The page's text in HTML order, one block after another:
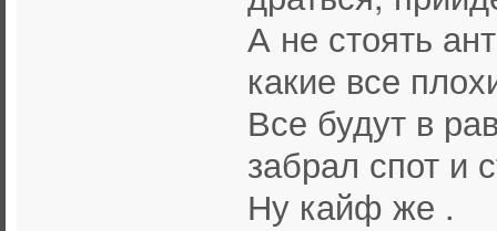
А не стоять
какие все
Все будут в
забрал спот и
Ну кайф же .